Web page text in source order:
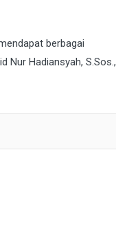
berbagai
Nur Hadiansyah, S.Sos.,